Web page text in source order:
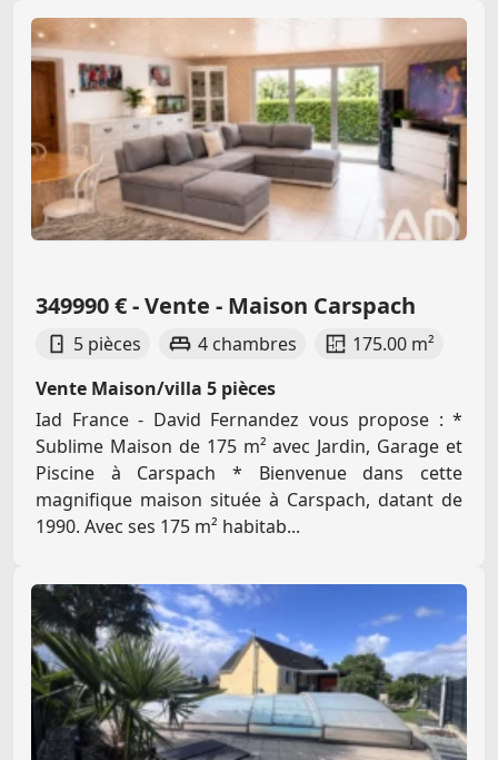
349990 € - Vente - Maison Carspach
5 pièces 4 chambres
175.00 m²
Vente Maison/villa 5 pièces
Iad France - David Fernandez vous propose : *
Sublime Maison de 175 m² avec Jardin, Garage et
Piscine à Carspach * Bienvenue dans cette
magnifique maison située à Carspach, datant de
1990. Avec ses 175 m² habitab...